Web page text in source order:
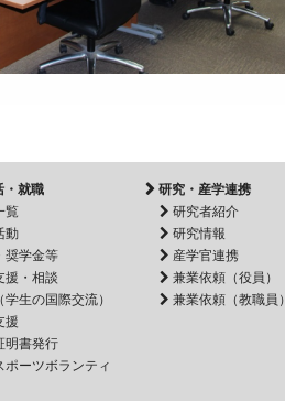
・就職
覧
動
奨学金等
援・相談
学生の国際交流）
援
明書発行
ポーツボランティ
研究・産学連携
研究者紹介
研究情報
産学官連携
兼業依頼（役員）
兼業依頼（教職員）